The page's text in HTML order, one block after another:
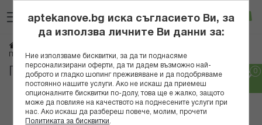
към
съдържанието
Вход
Памперси и подложки за възрастни
Памперси и подложки за възрастни
Популярни в тази категория
aptekanove.bg иска съгласието Ви, за
да използва личните Ви данни за:
Ние използваме бисквитки, за да ти поднасяме
персонализирани оферти, да ти дадем възможно най-
доброто и гладко шопинг преживяване и да подобряваме
постоянно нашите услуги. Ако не искаш да приемеш
опционалните бисквитки по-долу, това ще е жалко, защото
може да повлияе на качеството на поднесените услуги при
нас. Ако искаш да разбереш повече, молим, прочети
Политиката за бисквитки